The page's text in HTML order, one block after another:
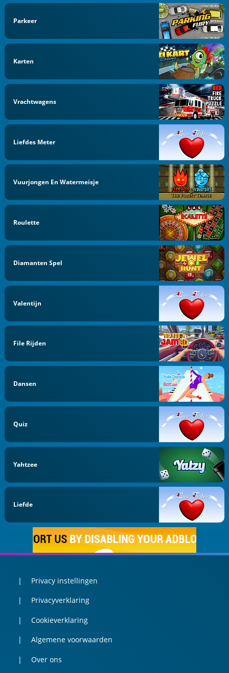
Parkeer
Karten
Vrachtwagens
Liefdes Meter
Vuurjongen En Watermeisje
Roulette
Diamanten Spel
Valentijn
File Rijden
Dansen
Quiz
Yahtzee
Liefde
Privacy instellingen
Privacyverklaring
Cookieverklaring
Algemene voorwaarden
Over ons